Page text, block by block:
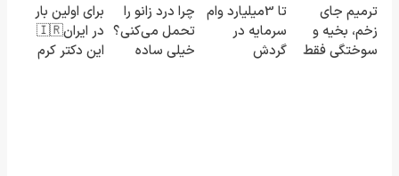
23 روزه
ساخت!
محدوده!
مشاوره رایگان
بگیر!
ترمیم جای
زخم، بخیه و
سوختگی فقط
تا 3میلیارد وام
سرمایه در
گردش
چرا درد زانو را
تحمل می‌کنی؟
خیلی ساده
برای اولین بار
در ایران🇮🇷
این دکتر کرم